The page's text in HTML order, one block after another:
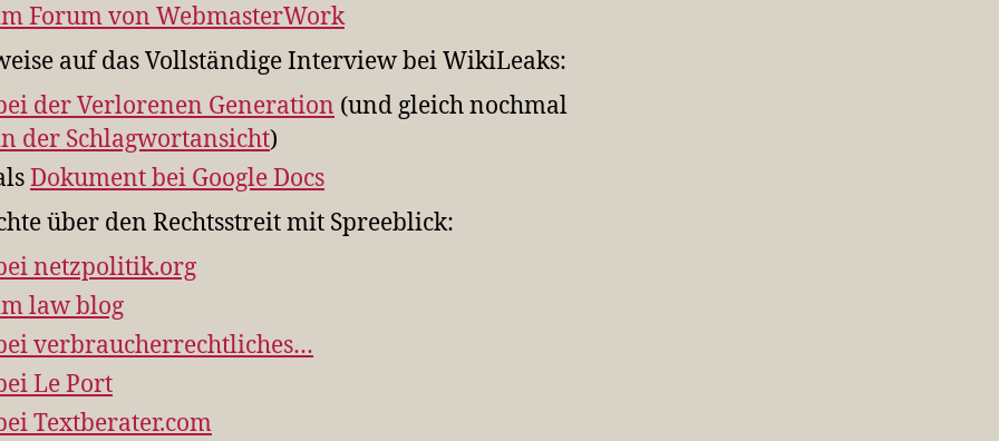
Forum von WebmasterWork
auf das Vollständige Interview bei WikiLeaks:
der Verlorenen Generation (und gleich nochmal
der Schlagwortansicht)
Dokument bei Google Docs
über den Rechtsstreit mit Spreeblick:
netzpolitik.org
law blog
verbraucherrechtliches…
Le Port
Textberater.com